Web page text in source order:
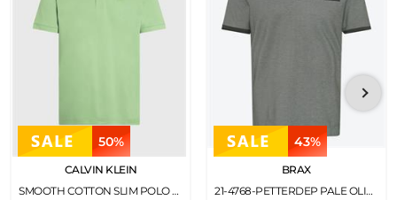
50%
CALVIN KLEIN
SMOOTH COTTON SLIM POLO QUIET GREEN
43%
BRAX
21-4768-PETTERDEP PALE OLIVE